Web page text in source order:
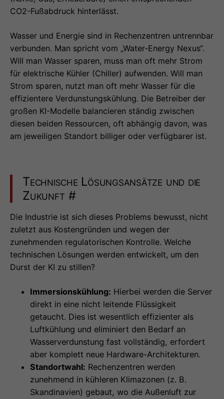
CO2-Fußabdruck hinterlässt.
Wasser und Energie sind in Rechenzentren untrennbar
verbunden. Man spricht vom „Water-Energy Nexus“.
Will man Wasser sparen, muss man oft mehr Strom
für elektrische Kühler (Chiller) aufwenden. Will man
Strom sparen, nutzt man oft mehr Wasser für die
effizientere Verdunstungskühlung. Die Betreiber der
großen KI-Modelle balancieren ständig zwischen
diesen beiden Ressourcen, oft abhängig davon, was
am jeweiligen Standort billiger oder verfügbarer ist.
Technische Lösungsansätze und die
Zukunft #
Die Industrie ist sich dieses Problems bewusst, nicht
zuletzt aus Kostengründen und wegen der
zunehmenden regulatorischen Kontrolle. Welche
technischen Lösungen werden entwickelt, um den
Durst der KI zu stillen?
Immersionskühlung: Hierbei werden die Server
direkt in eine nicht leitende Flüssigkeit
getaucht. Dies ist wesentlich effizienter als
Luftkühlung und eliminiert den Bedarf an
Wasserverdunstung fast vollständig, erfordert
aber komplett neue Hardware-Architekturen.
Standortwahl: Rechenzentren werden
zunehmend in kühleren Klimazonen (z. B.
Skandinavien) gebaut, wo die Außenluft zur